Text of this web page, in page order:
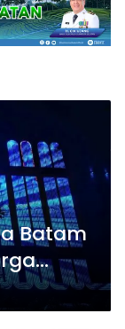
Batam